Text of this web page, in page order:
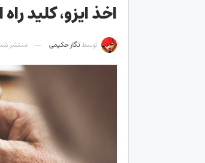
اخذ ایزو، کلید
توسط نگار حکیمی منتشر